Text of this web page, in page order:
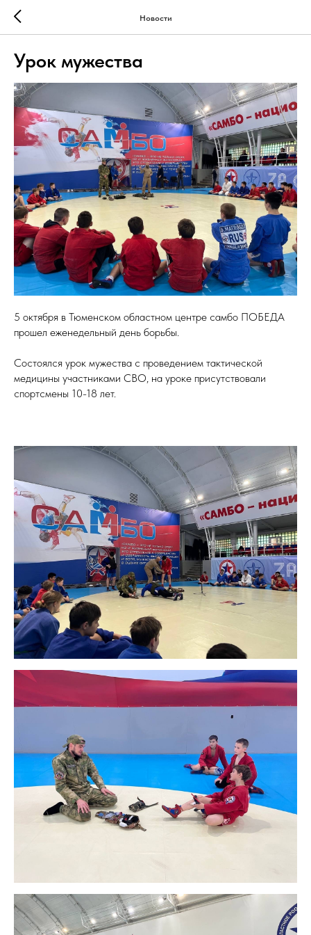
Новости
Урок мужества
5 октября в Тюменском областном центре самбо ПОБЕДА
прошел еженедельный день борьбы.
Состоялся урок мужества с проведением тактической
медицины участниками СВО, на уроке присутствовали
спортсмены 10-18 лет.